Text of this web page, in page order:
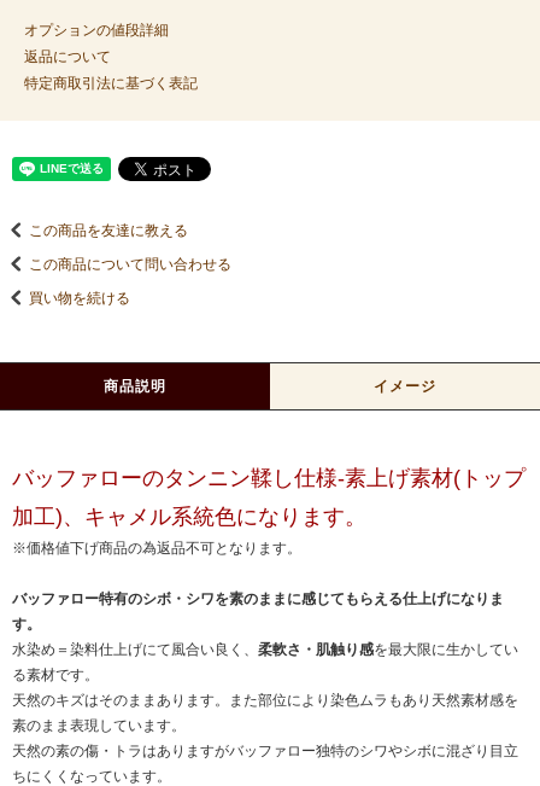
オプションの値段詳細
返品について
特定商取引法に基づく表記
この商品を友達に教える
この商品について問い合わせる
買い物を続ける
商品説明 イメージ
バッファローのタンニン鞣し仕様-素上げ素材(トップ
加工)、キャメル系統色になります。
※価格値下げ商品の為返品不可となります。
バッファロー特有のシボ・シワを素のままに感じてもらえる仕上げになりま
す。
水染め＝染料仕上げにて風合い良く、 柔軟さ・肌触り感を最大限に生かしてい
る素材です。
天然のキズはそのままあります。また部位により染色ムラもあり天然素材感を
素のまま表現しています。
天然の素の傷・トラはありますがバッファロー独特のシワやシボに混ざり目立
ちにくくなっています。